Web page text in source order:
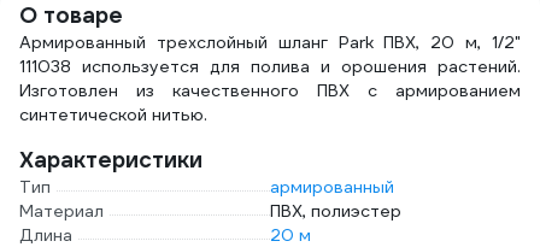
О товаре
Армированный трехслойный шланг Park ПВХ, 20 м, 1/2"
111038 используется для полива и орошения растений.
Изготовлен из качественного ПВХ с армированием
синтетической нитью.
Характеристики
Тип
армированный
Материал
ПВХ, полиэстер
Длина
20 м